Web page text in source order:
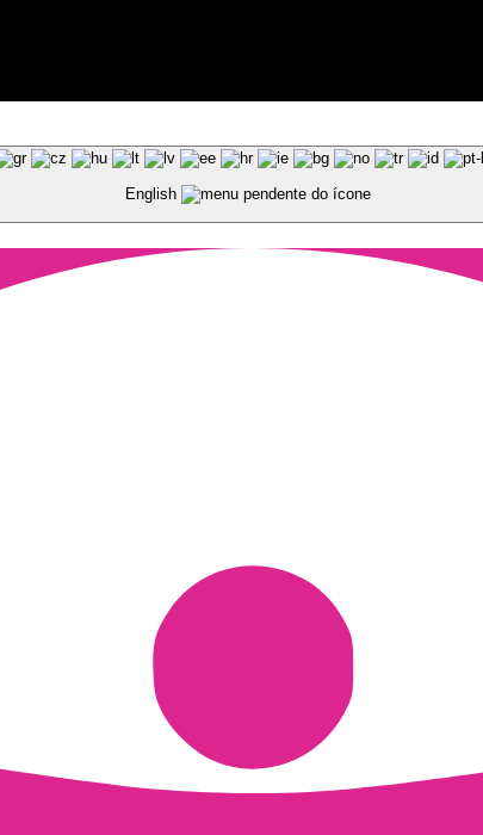
English